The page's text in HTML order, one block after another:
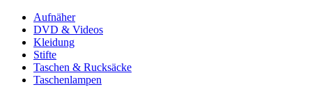
Aufnäher
DVD & Videos
Kleidung
Stifte
Taschen & Rucksäcke
Taschenlampen